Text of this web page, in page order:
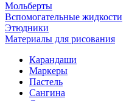
Мольберты
Вспомогательные жидкости
Этюдники
Материалы для рисования
Карандаши
Маркеры
Пастель
Сангина